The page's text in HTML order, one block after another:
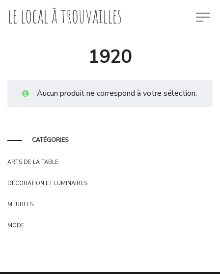
1920
Aucun produit ne correspond à votre sélection.
CATÉGORIES
ARTS DE LA TABLE
DÉCORATION ET LUMINAIRES
MEUBLES
MODE